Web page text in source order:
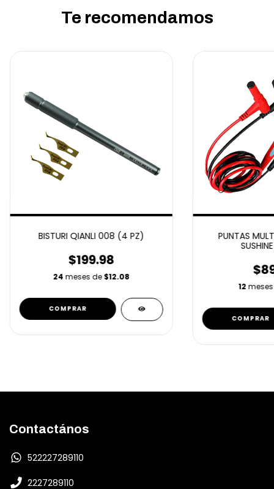
Te recomendamos
BISTURI QIANLI 008 (4 PZ)
$199.98
24 meses de$12.08
PUNTAS
12
Contactános
522227289110
2227289110